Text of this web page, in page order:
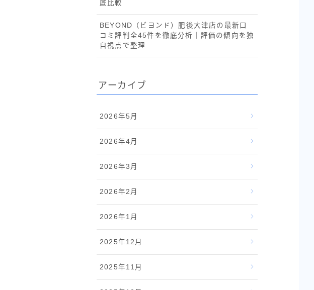
底比較
BEYOND（ビヨンド）肥後大津店の最新口
コミ評判全45件を徹底分析｜評価の傾向を独
自視点で整理
アーカイブ
2026年5月
2026年4月
2026年3月
2026年2月
2026年1月
2025年12月
2025年11月